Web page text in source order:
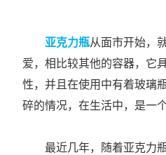
亚克力瓶从面市开始，
爱，相比较其他的容器，它
性，并且在使用中有着玻璃
碎的情况，在生活中，是一
最近几年，随着亚克力瓶